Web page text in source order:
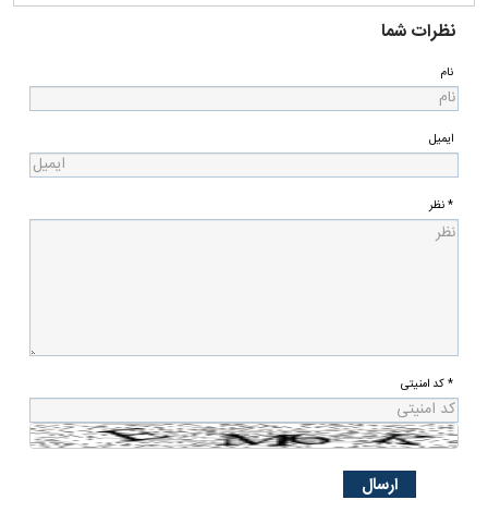
نظرات شما
نام
ایمیل
* نظر
* کد امنیتی